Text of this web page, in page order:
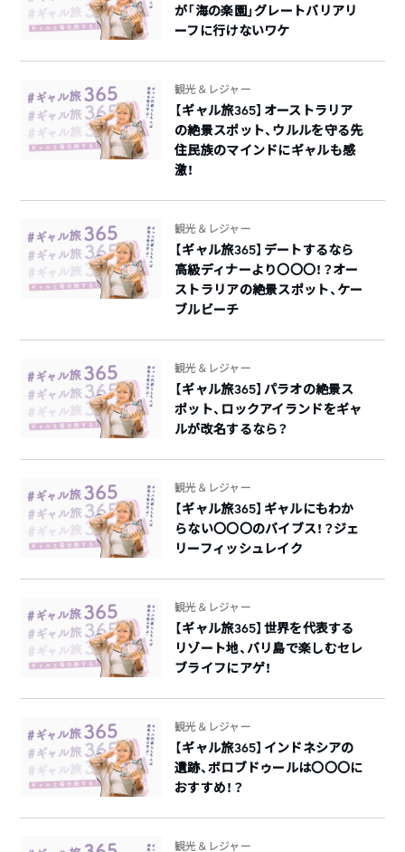
が「海の楽園」グレートバリアリ
ーフに行けないワケ
観光＆レジャー
【ギャル旅365】オーストラリア
の絶景スポット、ウルルを守る先
住民族のマインドにギャルも感
激！
観光＆レジャー
【ギャル旅365】デートするなら
高級ディナーより〇〇〇！？オー
ストラリアの絶景スポット、ケー
ブルビーチ
観光＆レジャー
【ギャル旅365】パラオの絶景ス
ポット、ロックアイランドをギャ
ルが改名するなら？
観光＆レジャー
【ギャル旅365】ギャルにもわか
らない〇〇〇のバイブス！？ジェ
リーフィッシュレイク
観光＆レジャー
【ギャル旅365】世界を代表する
リゾート地、バリ島で楽しむセレ
ブライフにアゲ！
観光＆レジャー
【ギャル旅365】インドネシアの
遺跡、ボロブドゥールは〇〇〇に
おすすめ！？
観光＆レジャー